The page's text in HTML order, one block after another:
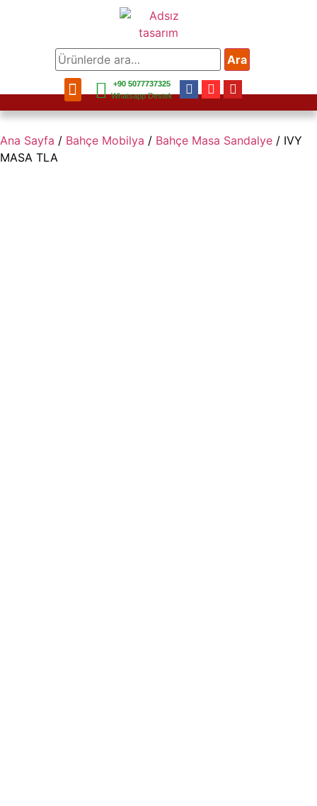
Ara
+90 5077737325
Whatsapp Destek
Ana Sayfa / Bahçe Mobilya / Bahçe Masa Sandalye / IVY
MASA TLA